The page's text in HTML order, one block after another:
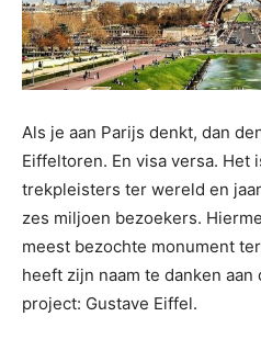
Als je aan Parijs denkt, dan
Eiffeltoren. En visa versa. Het
trekpleisters ter wereld en
zes miljoen bezoekers.
meest bezochte monument
heeft zijn naam te danken aan
project: Gustave Eiffel.